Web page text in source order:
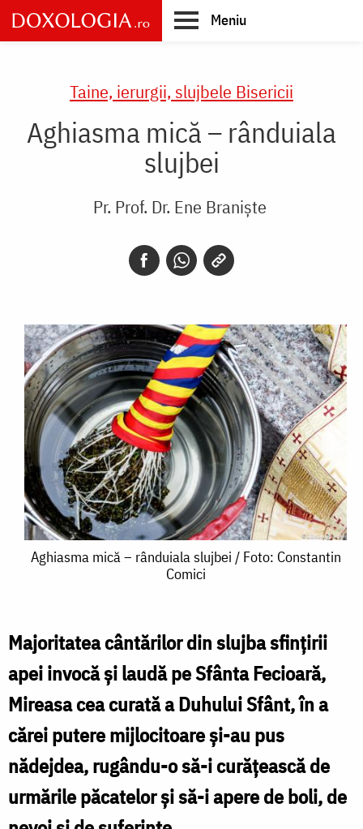
Skip
to
main
Meniu
Taine, ierurgii, slujbele Bisericii
Aghiasma mică – rânduiala
slujbei
Pr. Prof. Dr. Ene Braniște
Aghiasma
rânduiala
slujbei
/
Foto:
Constantin
Comici
Aghiasma mică – rânduiala slujbei / Foto: Constantin
Comici
Majoritatea cântărilor din slujba sfinţirii
apei invocă şi laudă pe Sfânta Fecioară,
Mireasa cea curată a Duhului Sfânt, în a
cărei putere mijlocitoare şi-au pus
nădejdea, rugându-o să-i curăţească de
urmările păcatelor şi să-i apere de boli, de